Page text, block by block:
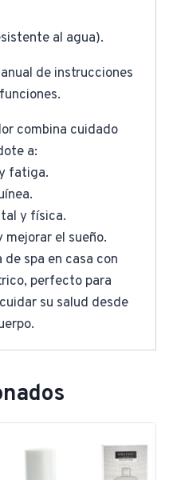
al agua).
de instrucciones
combina cuidado
a:
fatiga.
y física.
el sueño.
spa en casa con
perfecto para
su salud desde